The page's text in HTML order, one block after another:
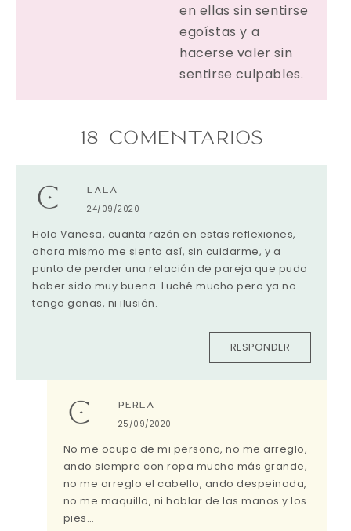
en ellas sin sentirse
egoístas y a
hacerse valer sin
sentirse culpables.
18 COMENTARIOS
LALA
24/09/2020
Hola Vanesa, cuanta razón en estas reflexiones,
ahora mismo me siento así, sin cuidarme, y a
punto de perder una relación de pareja que pudo
haber sido muy buena. Luché mucho pero ya no
tengo ganas, ni ilusión.
RESPONDER
PERLA
25/09/2020
No me ocupo de mi persona, no me arreglo,
ando siempre con ropa mucho más grande,
no me arreglo el cabello, ando despeinada,
no me maquillo, ni hablar de las manos y los
pies…